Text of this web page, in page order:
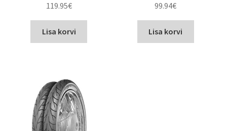
119.95€
Lisa korvi
99.94€
Lisa korvi